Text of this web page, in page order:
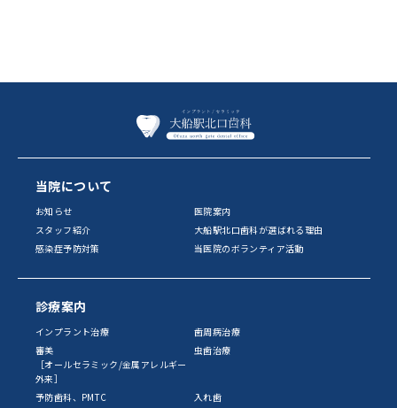
当院について
お知らせ
医院案内
スタッフ紹介
大船駅北口歯科が選ばれる理由
感染症予防対策
当医院のボランティア活動
診療案内
インプラント治療
歯周病治療
審美
［オールセラミック/金属アレルギー
外来］
虫歯治療
予防歯科、PMTC
入れ歯